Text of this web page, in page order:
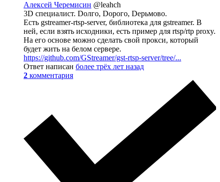
Алексей Черемисин @leahch
3D специалист. Dолго, Dорого, Dерьмово.
Есть gstreamer-rtsp-server, библиотека для gstreamer. В
ней, если взять исходники, есть пример для rtsp/rtp proxy.
На его основе можно сделать свой прокси, который
будет жить на белом сервере.
https://github.com/GStreamer/gst-rtsp-server/tree/...
Ответ написан более трёх лет назад
2 комментария